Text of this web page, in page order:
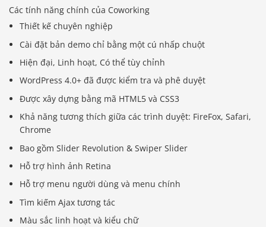
Các tính năng chính của Coworking
Thiết kế chuyên nghiệp
Cài đặt bản demo chỉ bằng một cú nhấp chuột
Hiện đại, Linh hoạt, Có thể tùy chỉnh
WordPress 4.0+ đã được kiểm tra và phê duyệt
Được xây dựng bằng mã HTML5 và CSS3
Khả năng tương thích giữa các trình duyệt: FireFox, Safari,
Chrome
Bao gồm Slider Revolution & Swiper Slider
Hỗ trợ hình ảnh Retina
Hỗ trợ menu người dùng và menu chính
Tìm kiếm Ajax tương tác
Màu sắc linh hoạt và kiểu chữ